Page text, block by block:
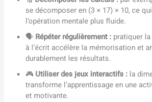
se décomposer en (3 × 17) × 10, ce
l’opération mentale plus fluide.
🗣️ Répéter régulièrement : pratiquer
à l’écrit accélère la mémorisation et
durablement les résultats.
🎮 Utiliser des jeux interactifs : la
transforme l’apprentissage en une
et motivante.